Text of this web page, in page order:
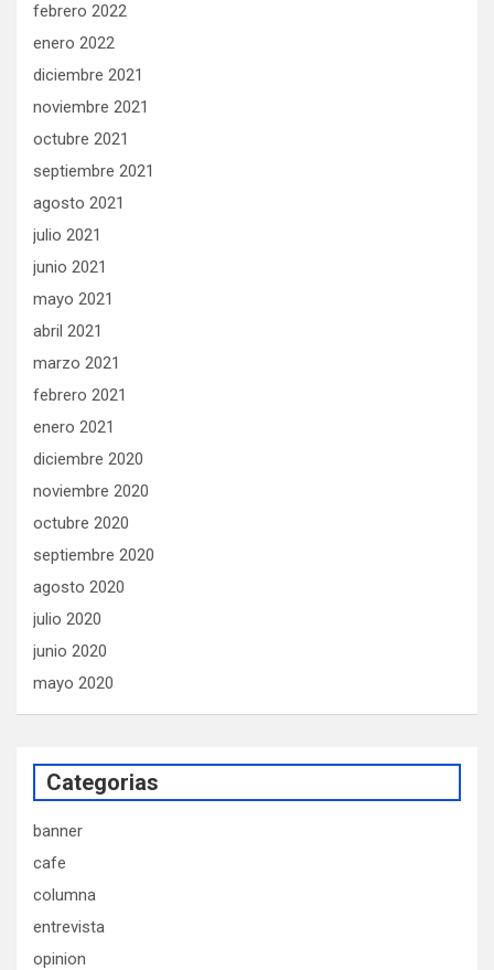
febrero 2022
enero 2022
diciembre 2021
noviembre 2021
octubre 2021
septiembre 2021
agosto 2021
julio 2021
junio 2021
mayo 2021
abril 2021
marzo 2021
febrero 2021
enero 2021
diciembre 2020
noviembre 2020
octubre 2020
septiembre 2020
agosto 2020
julio 2020
junio 2020
mayo 2020
Categorias
banner
cafe
columna
entrevista
opinion